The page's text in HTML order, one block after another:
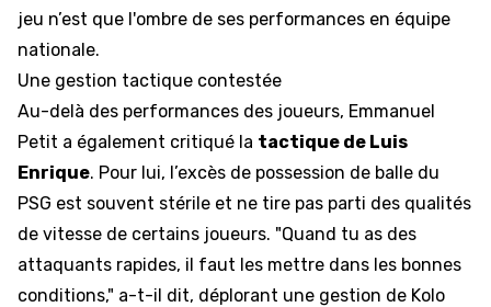
jeu n’est que l'ombre de ses performances en équipe
nationale.
Une gestion tactique contestée
Au-delà des performances des joueurs, Emmanuel
Petit a également critiqué la tactique de Luis
Enrique. Pour lui, l’excès de possession de balle du
PSG est souvent stérile et ne tire pas parti des qualités
de vitesse de certains joueurs. "Quand tu as des
attaquants rapides, il faut les mettre dans les bonnes
conditions," a-t-il dit, déplorant une gestion de Kolo